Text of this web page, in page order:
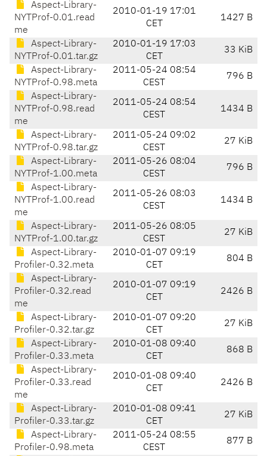
Aspect-Library-
NYTProf-0.01.read
me
2010-01-19 17:01
CET
1427 B
Aspect-Library-
NYTProf-0.01.tar.gz
2010-01-19 17:03
CET
33 KiB
Aspect-Library-
NYTProf-0.98.meta
2011-05-24 08:54
CEST
796 B
Aspect-Library-
NYTProf-0.98.read
me
2011-05-24 08:54
CEST
1434 B
Aspect-Library-
NYTProf-0.98.tar.gz
2011-05-24 09:02
CEST
27 KiB
Aspect-Library-
NYTProf-1.00.meta
2011-05-26 08:04
CEST
796 B
Aspect-Library-
NYTProf-1.00.read
me
2011-05-26 08:03
CEST
1434 B
Aspect-Library-
NYTProf-1.00.tar.gz
2011-05-26 08:05
CEST
27 KiB
Aspect-Library-
Profiler-0.32.meta
2010-01-07 09:19
CET
804 B
Aspect-Library-
Profiler-0.32.read
me
2010-01-07 09:19
CET
2426 B
Aspect-Library-
Profiler-0.32.tar.gz
2010-01-07 09:20
CET
27 KiB
Aspect-Library-
Profiler-0.33.meta
2010-01-08 09:40
CET
868 B
Aspect-Library-
Profiler-0.33.read
me
2010-01-08 09:40
CET
2426 B
Aspect-Library-
Profiler-0.33.tar.gz
2010-01-08 09:41
CET
27 KiB
Aspect-Library-
Profiler-0.98.meta
2011-05-24 08:55
CEST
877 B